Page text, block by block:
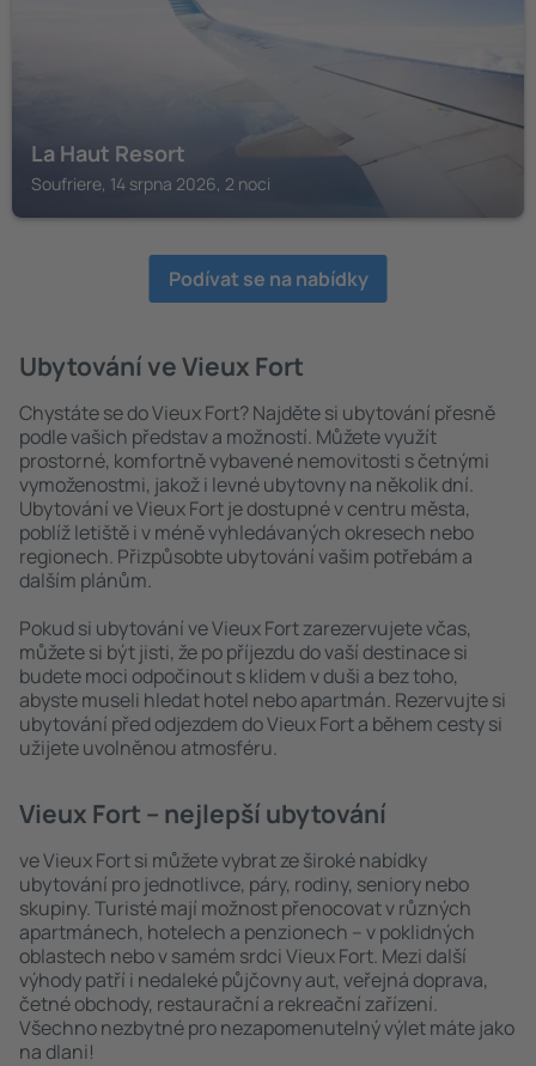
La Haut Resort
Soufriere, 14 srpna 2026, 2 noci
Podívat se na nabídky
Ubytování ve Vieux Fort
Chystáte se do Vieux Fort? Najděte si ubytování přesně
podle vašich představ a možností. Můžete využít
prostorné, komfortně vybavené nemovitosti s četnými
vymoženostmi, jakož i levné ubytovny na několik dní.
Ubytování ve Vieux Fort je dostupné v centru města,
poblíž letiště i v méně vyhledávaných okresech nebo
regionech. Přizpůsobte ubytování vašim potřebám a
dalším plánům.
Pokud si ubytování ve Vieux Fort zarezervujete včas,
můžete si být jisti, že po příjezdu do vaší destinace si
budete moci odpočinout s klidem v duši a bez toho,
abyste museli hledat hotel nebo apartmán. Rezervujte si
ubytování před odjezdem do Vieux Fort a během cesty si
užijete uvolněnou atmosféru.
Vieux Fort – nejlepší ubytování
ve Vieux Fort si můžete vybrat ze široké nabídky
ubytování pro jednotlivce, páry, rodiny, seniory nebo
skupiny. Turisté mají možnost přenocovat v různých
apartmánech, hotelech a penzionech – v poklidných
oblastech nebo v samém srdci Vieux Fort. Mezi další
výhody patří i nedaleké půjčovny aut, veřejná doprava,
četné obchody, restaurační a rekreační zařízení.
Všechno nezbytné pro nezapomenutelný výlet máte jako
na dlani!